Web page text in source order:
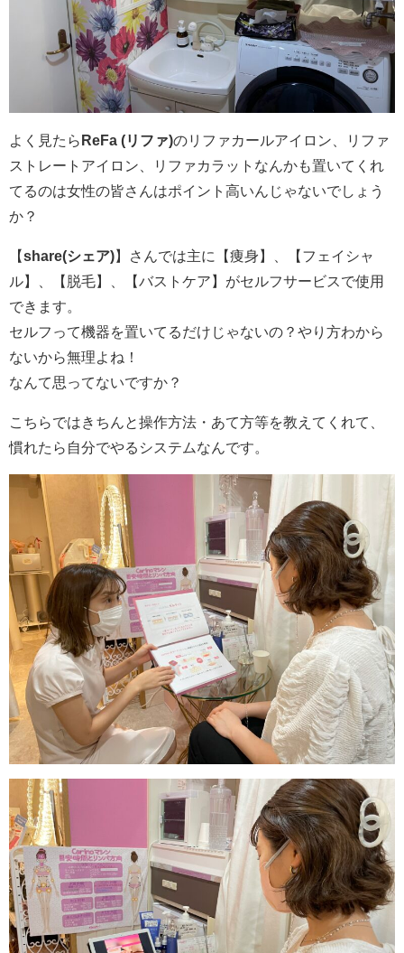
よく見たら ReFa (リファ)のリファカールアイロン、リファ
ストレートアイロン、リファカラットなんかも置いてくれ
てるのは女性の皆さんはポイント高いんじゃないでしょう
か？
【share(シェア)】さんでは主に【痩身】、【フェイシャ
ル】、【脱毛】、【バストケア】がセルフサービスで使用
できます。
セルフって機器を置いてるだけじゃないの？やり方わから
ないから無理よね！
なんて思ってないですか？
こちらではきちんと操作方法・あて方等を教えてくれて、
慣れたら自分でやるシステムなんです。